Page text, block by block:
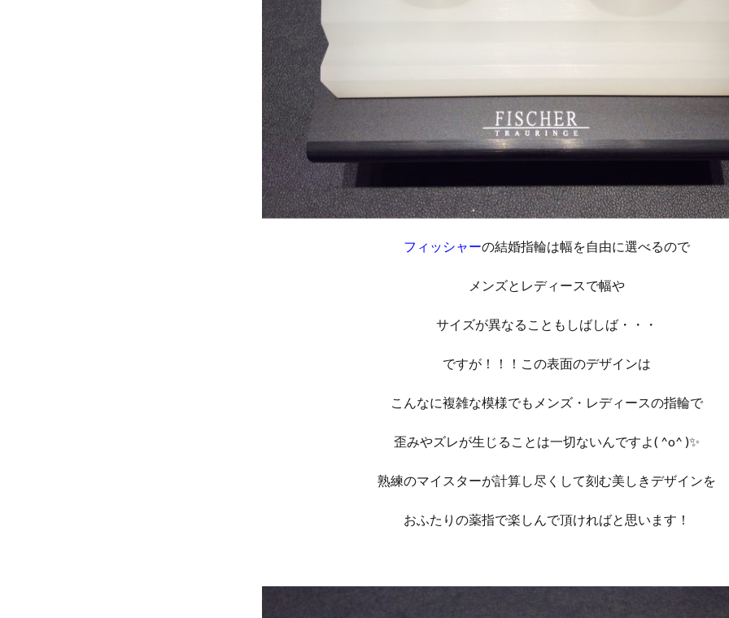
フィッシャーの結婚指輪は幅を自由に選べるので
メンズとレディースで幅や
サイズが異なることもしばしば・・・
ですが！！！この表面のデザインは
こんなに複雑な模様でもメンズ・レディースの指輪で
歪みやズレが生じることは一切ないんですよ( ^o^ )✨
熟練のマイスターが計算し尽くして刻む美しきデザインを
おふたりの薬指で楽しんで頂ければと思います！